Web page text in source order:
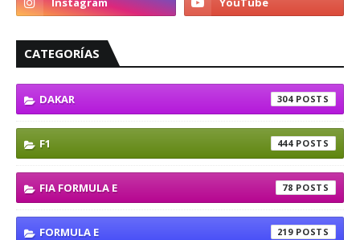
CATEGORÍAS
DAKAR 304
F1 444
FIA FORMULA E 78
FORMULA E 219